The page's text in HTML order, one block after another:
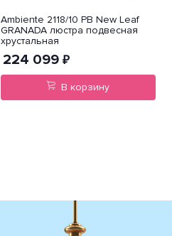
Ambiente 2118/10 PB New Leaf
GRANADA люстра подвесная
хрустальная
224 099₽
В корзину